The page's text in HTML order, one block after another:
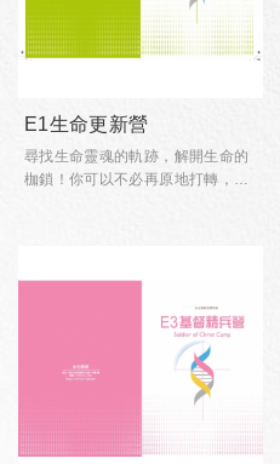
E1生命更新營
尋找生命靈魂的軌跡，解開生命的
枷鎖！你可以不必再原地打轉，徹